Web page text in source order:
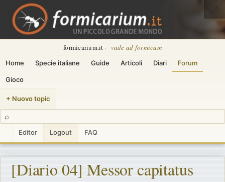
formicarium.it · vade ad formicam
Home Specie italiane Guide Articoli Diari Forum
Gioco
+ Nuovo topic
⌕
Editor Logout FAQ
🌙
[Diario 04] Messor capitatus